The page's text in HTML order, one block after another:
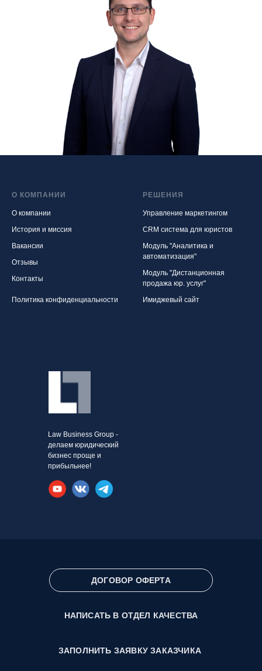
О КОМПАНИИ
О компании
История и миссия
Вакансии
Отзывы
Контакты
Политика конфиденциальности
РЕШЕНИЯ
Управление маркетингом
CRM система для юристов
Модуль "Аналитика и
автоматизация"
Модуль "Дистанционная
продажа юр. услуг"
Имиджевый сайт
Law Business Group -
делаем юридический
бизнес проще и
прибыльнее!
НАПИСАТЬ В ОТДЕЛ КАЧЕСТВА
ЗАПОЛНИТЬ ЗАЯВКУ ЗАКАЗЧИКА
ДОГОВОР ОФЕРТА